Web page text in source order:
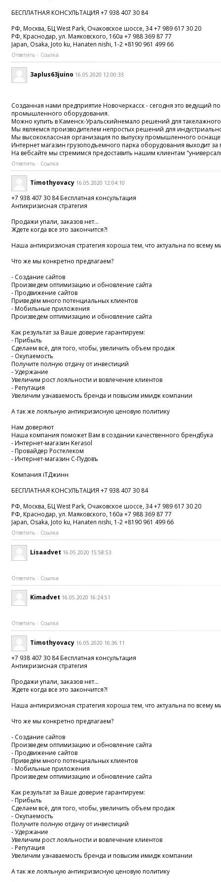
БЕСПЛАТНАЯ КОНСУЛЬТАЦИЯ +7 938 407 30 84
РФ, Москва, БЦ West Park, Очаковское шоссе, 34 +7 989 617 30 20
РФ, Краснодар, ул. Маяковского, 160а +7 988 369 87 77
Japan, Osaka, Joto ku, Hanaten nishi, 1-2 +8190 961 499 66
Ответить Ссылка
3aplus63juino 16.05.2020 12:00:33
Созданная нами предприятие Новочеркасск - сегодня это ведущий
промышленного оборудования.
Можно купить в Каменск-Уральскийнемало решений для
Мы являемся производителем непростых решений для
Мы высококлассная организация по выпуску промышленного
Интернет магазин грузоподъемного парка оборудования выходит
На вебсайте мы стремимся предоставить нашим клиентам
Ответить Ссылка
Timothyovacy 16.05.2020 12:04:10
+7 938 407 30 84 Бесплатная консультация
Антикризисная стратегия
Продажи упали, заказов нет...
Ждете когда все это закончится?!
Наша антикризисная стратегия хороша тем, что актуальна по
Что же мы конкретно предлагаем?
- Создание сайтов
Произведем оптимизацию и обновление сайта
- Продвижение сайтов
Приведём много потенциальных клиентов
- Мобильные приложения
Произведем оптимизацию и обновление сайта
Как результат за Ваше доверие гарантируем:
- Прибыль
Сделаем всё, для того, чтобы, увеличить объем продаж
- Окупаемость
Получите полную отдачу от инвестиций
- Удержание
Увеличим рост лояльности и вовлечение клиентов
- Репутация
Увеличим узнаваемость бренда и повысим имидж компании
А так же лояльную антикризисную ценовую политику
Нам доверяют
Наша компания поможет Вам в создании качественного брендбука
- Интернет-магазин Kerasol
- Провайдер Ростелеком
- Интернет-магазин С-Пудовъ
Компания iTДжинн
БЕСПЛАТНАЯ КОНСУЛЬТАЦИЯ +7 938 407 30 84
РФ, Москва, БЦ West Park, Очаковское шоссе, 34 +7 989 617 30 20
РФ, Краснодар, ул. Маяковского, 160а +7 988 369 87 77
Japan, Osaka, Joto ku, Hanaten nishi, 1-2 +8190 961 499 66
Ответить Ссылка
Lisaadvet 16.05.2020 15:58:53
Ответить Ссылка
Kimadvet 16.05.2020 16:24:51
Ответить Ссылка
Timothyovacy 16.05.2020 16:36:11
+7 938 407 30 84 Бесплатная консультация
Антикризисная стратегия
Продажи упали, заказов нет...
Ждете когда все это закончится?!
Наша антикризисная стратегия хороша тем, что актуальна по
Что же мы конкретно предлагаем?
- Создание сайтов
Произведем оптимизацию и обновление сайта
- Продвижение сайтов
Приведём много потенциальных клиентов
- Мобильные приложения
Произведем оптимизацию и обновление сайта
Как результат за Ваше доверие гарантируем:
- Прибыль
Сделаем всё, для того, чтобы, увеличить объем продаж
- Окупаемость
Получите полную отдачу от инвестиций
- Удержание
Увеличим рост лояльности и вовлечение клиентов
- Репутация
Увеличим узнаваемость бренда и повысим имидж компании
А так же лояльную антикризисную ценовую политику